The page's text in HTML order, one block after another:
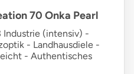
70 Onka Pearl
(intensiv) -
- Landhausdiele -
- Authentisches